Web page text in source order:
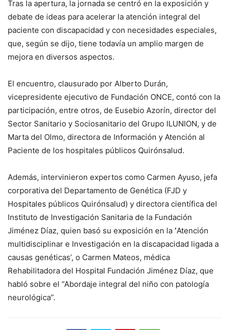
Tras la apertura, la jornada se centró en la exposición y
debate de ideas para acelerar la atención integral del
paciente con discapacidad y con necesidades especiales,
que, según se dijo, tiene todavía un amplio margen de
mejora en diversos aspectos.
El encuentro, clausurado por Alberto Durán,
vicepresidente ejecutivo de Fundación ONCE, contó con la
participación, entre otros, de Eusebio Azorín, director del
Sector Sanitario y Sociosanitario del Grupo ILUNION, y de
Marta del Olmo, directora de Información y Atención al
Paciente de los hospitales públicos Quirónsalud.
Además, intervinieron expertos como Carmen Ayuso, jefa
corporativa del Departamento de Genética (FJD y
Hospitales públicos Quirónsalud) y directora científica del
Instituto de Investigación Sanitaria de la Fundación
Jiménez Díaz, quien basó su exposición en la ‘Atención
multidisciplinar e Investigación en la discapacidad ligada a
causas genéticas’, o Carmen Mateos, médica
Rehabilitadora del Hospital Fundación Jiménez Díaz, que
habló sobre el “Abordaje integral del niño con patología
neurológica”.